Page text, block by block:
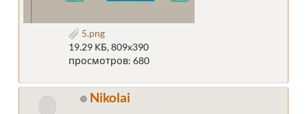
5.png
19.29 КБ, 809x390
просмотров: 680
Nikolai